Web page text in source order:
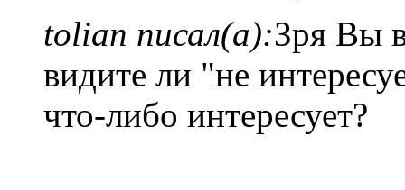
tolian писал(а):Зря Вы
видите ли "не
что-либо интересует?